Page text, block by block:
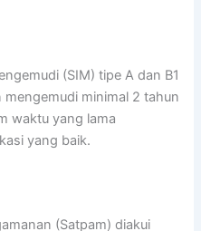
(SIM) tipe A dan B1
mengemudi minimal 2 tahun
waktu yang lama
yang baik.
(Satpam) diakui